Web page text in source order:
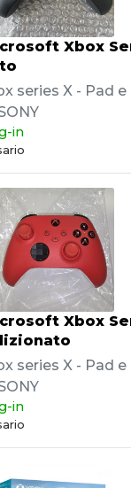
Xbox
series X - Pad
in
Xbox
series X - Pad
in